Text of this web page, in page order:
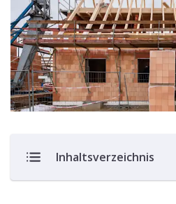
Inhaltsverzeichnis